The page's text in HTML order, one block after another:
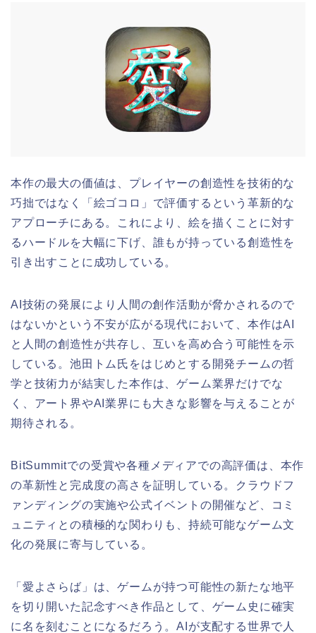
本作の最大の価値は、プレイヤーの創造性を技術的な
巧拙ではなく「絵ゴコロ」で評価するという革新的な
アプローチにある。これにより、絵を描くことに対す
るハードルを大幅に下げ、誰もが持っている創造性を
引き出すことに成功している。
AI技術の発展により人間の創作活動が脅かされるので
はないかという不安が広がる現代において、本作はAI
と人間の創造性が共存し、互いを高め合う可能性を示
している。池田トム氏をはじめとする開発チームの哲
学と技術力が結実した本作は、ゲーム業界だけでな
く、アート界やAI業界にも大きな影響を与えることが
期待される。
BitSummitでの受賞や各種メディアでの高評価は、本作
の革新性と完成度の高さを証明している。クラウドフ
ァンディングの実施や公式イベントの開催など、コミ
ュニティとの積極的な関わりも、持続可能なゲーム文
化の発展に寄与している。
「愛よさらば」は、ゲームが持つ可能性の新たな地平
を切り開いた記念すべき作品として、ゲーム史に確実
に名を刻むことになるだろう。AIが支配する世界で人